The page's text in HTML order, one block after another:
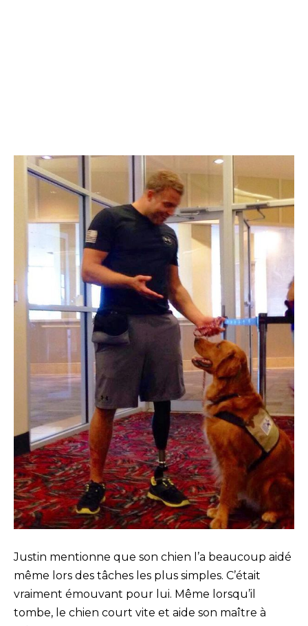
Justin mentionne que son chien l’a beaucoup aidé
même lors des tâches les plus simples. C’était
vraiment émouvant pour lui. Même lorsqu’il
tombe, le chien court vite et aide son maître à